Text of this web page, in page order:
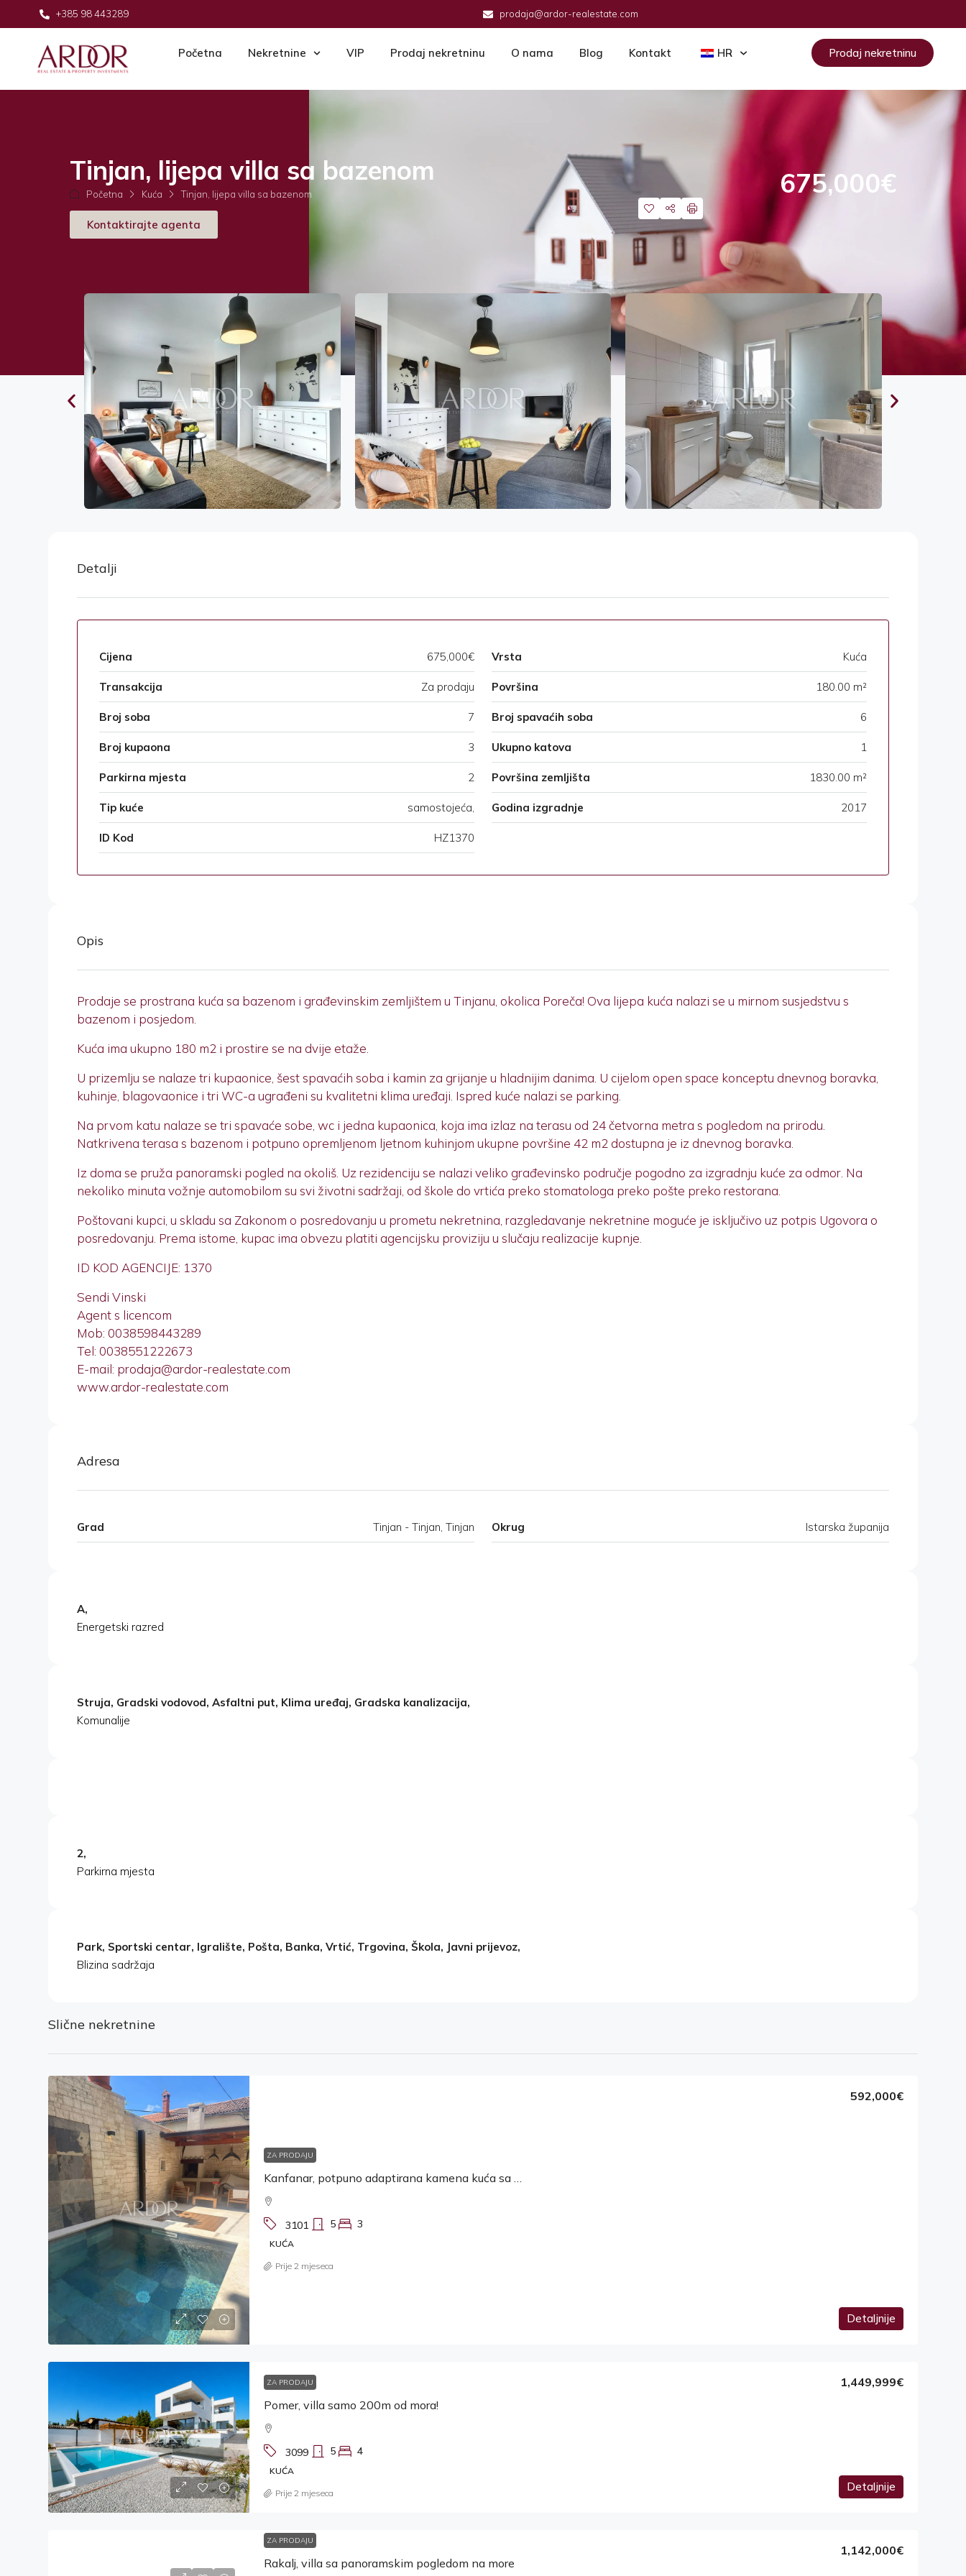
+385 98 443289 prodaja@ardor-realestate.com
Početna Nekretnine VIP Prodaj nekretninu O nama Blog Kontakt HR Prodaj nekretninu
Tinjan, lijepa villa sa bazenom
Početna Kuća Tinjan, lijepa villa sa bazenom
Kontaktirajte agenta
675,000€
Detalji
Cijena 675,000€ Vrsta Kuća
Transakcija Za prodaju Površina 180.00 m²
Broj soba 7 Broj spavaćih soba 6
Broj kupaona 3 Ukupno katova 1
Parkirna mjesta 2 Površina zemljišta 1830.00 m²
Tip kuće samostojeća, Godina izgradnje 2017
ID Kod HZ1370
Opis
Prodaje se prostrana kuća sa bazenom i građevinskim zemljištem u Tinjanu, okolica Poreča! Ova lijepa kuća nalazi se u mirnom susjedstvu s
bazenom i posjedom.
Kuća ima ukupno 180 m2 i prostire se na dvije etaže.
U prizemlju se nalaze tri kupaonice, šest spavaćih soba i kamin za grijanje u hladnijim danima. U cijelom open space konceptu dnevnog boravka,
kuhinje, blagovaonice i tri WC-a ugrađeni su kvalitetni klima uređaji. Ispred kuće nalazi se parking.
Na prvom katu nalaze se tri spavaće sobe, wc i jedna kupaonica, koja ima izlaz na terasu od 24 četvorna metra s pogledom na prirodu.
Natkrivena terasa s bazenom i potpuno opremljenom ljetnom kuhinjom ukupne površine 42 m2 dostupna je iz dnevnog boravka.
Iz doma se pruža panoramski pogled na okoliš. Uz rezidenciju se nalazi veliko građevinsko područje pogodno za izgradnju kuće za odmor. Na
nekoliko minuta vožnje automobilom su svi životni sadržaji, od škole do vrtića preko stomatologa preko pošte preko restorana.
Poštovani kupci, u skladu sa Zakonom o posredovanju u prometu nekretnina, razgledavanje nekretnine moguće je isključivo uz potpis Ugovora o
posredovanju. Prema istome, kupac ima obvezu platiti agencijsku proviziju u slučaju realizacije kupnje.
ID KOD AGENCIJE: 1370
Sendi Vinski
Agent s licencom
Mob: 0038598443289
Tel: 0038551222673
E-mail: prodaja@ardor-realestate.com
www.ardor-realestate.com
Adresa
Grad Tinjan - Tinjan, Tinjan Okrug Istarska županija
A,
Energetski razred
Struja, Gradski vodovod, Asfaltni put, Klima uređaj, Gradska kanalizacija,
Komunalije
2,
Parkirna mjesta
Park, Sportski centar, Igralište, Pošta, Banka, Vrtić, Trgovina, Škola, Javni prijevoz,
Blizina sadržaja
Slične nekretnine
ZA PRODAJU
Kanfanar, potpuno adaptirana kamena kuća sa bazenom
592,000€
3101 5 3
KUĆA
Detaljnije
Prije 2 mjeseca
ZA PRODAJU
Pomer, villa samo 200m od mora!
1,449,999€
3099 5 4
KUĆA
Detaljnije
Prije 2 mjeseca
ZA PRODAJU
Rakalj, villa sa panoramskim pogledom na more
1,142,000€